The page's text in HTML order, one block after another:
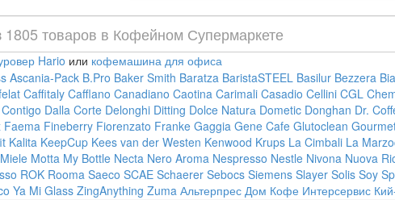
Hario или кофемашина для офиса
Ascania-Pack B.Pro Baker Smith Baratza BaristaSTEEL Basilur Bezzera
Caffitaly Cafflano Canadiano Caotina Carimali Casadio Cellini CGL
Contigo Dalla Corte Delonghi Ditting Dolce Naturа Dometic Donghan Dr.
Faema Fineberry Fiorenzato Franke Gaggia Gene Cafe Glutoclean
Kalita KeepCup Kees van der Westen Kenwood Krups La Cimbali La
Miele Motta My Bottle Necta Nero Aroma Nespresso Nestle Nivona Nuova
ROK Rooma Saeco SCAE Schaerer Sebocs Siemens Slayer Solis Soy
Ya Mi Glass ZingAnything Zuma Альтерпрес Дом Кофе Интерсервис